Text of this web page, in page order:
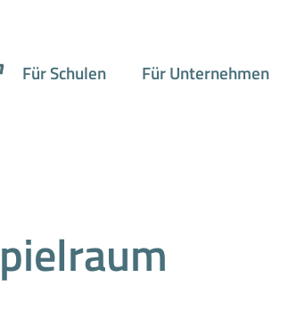
Für Schulen Für Unternehmen